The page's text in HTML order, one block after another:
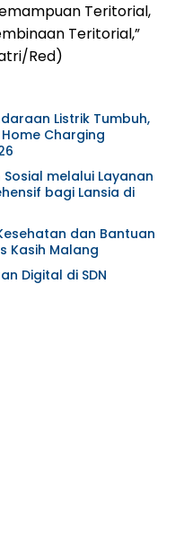
Teritorial,
Teritorial,”
Red)
Listrik Tumbuh,
Charging
Sosial melalui Layanan
bagi Lansia di
dan Bantuan
Kasih Malang
Digital di SDN